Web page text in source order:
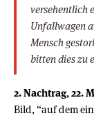
versehentlich
Unfallwagen
Mensch
bitten dies zu
2. Nachtrag, 22.
Bild, “auf dem